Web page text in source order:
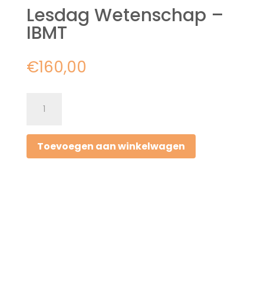
Lesdag Wetenschap –
IBMT
€160,00
Wetenschap
-
IBMT
Toevoegen aan winkelwagen